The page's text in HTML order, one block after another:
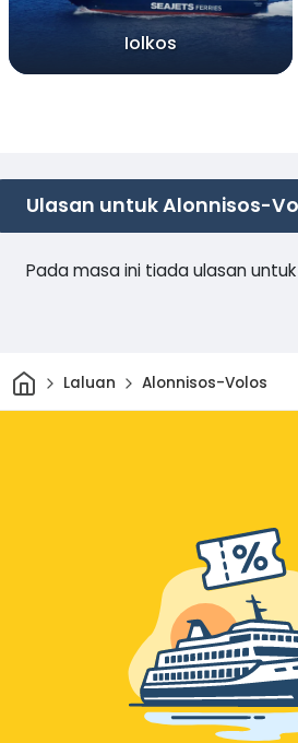
Iolkos
Ulasan untuk Alonnisos-
Pada masa ini tiada ulasan
Rumah
Laluan Alonnisos-Volos